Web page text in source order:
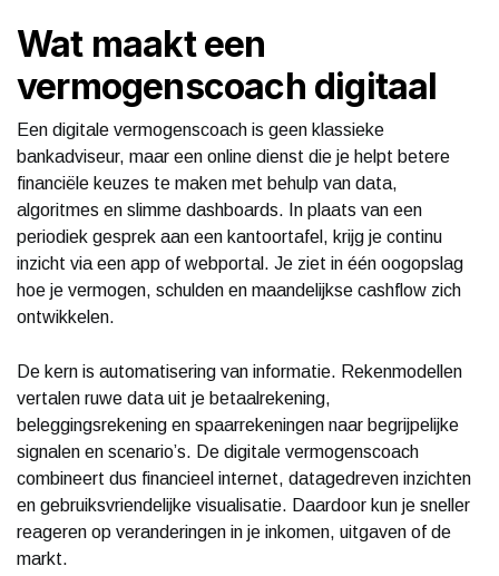
Wat maakt een
vermogenscoach digitaal
Een digitale vermogenscoach is geen klassieke
bankadviseur, maar een online dienst die je helpt betere
financiële keuzes te maken met behulp van data,
algoritmes en slimme dashboards. In plaats van een
periodiek gesprek aan een kantoortafel, krijg je continu
inzicht via een app of webportal. Je ziet in één oogopslag
hoe je vermogen, schulden en maandelijkse cashflow zich
ontwikkelen.
De kern is automatisering van informatie. Rekenmodellen
vertalen ruwe data uit je betaalrekening,
beleggingsrekening en spaarrekeningen naar begrijpelijke
signalen en scenario’s. De digitale vermogenscoach
combineert dus financieel internet, datagedreven inzichten
en gebruiksvriendelijke visualisatie. Daardoor kun je sneller
reageren op veranderingen in je inkomen, uitgaven of de
markt.